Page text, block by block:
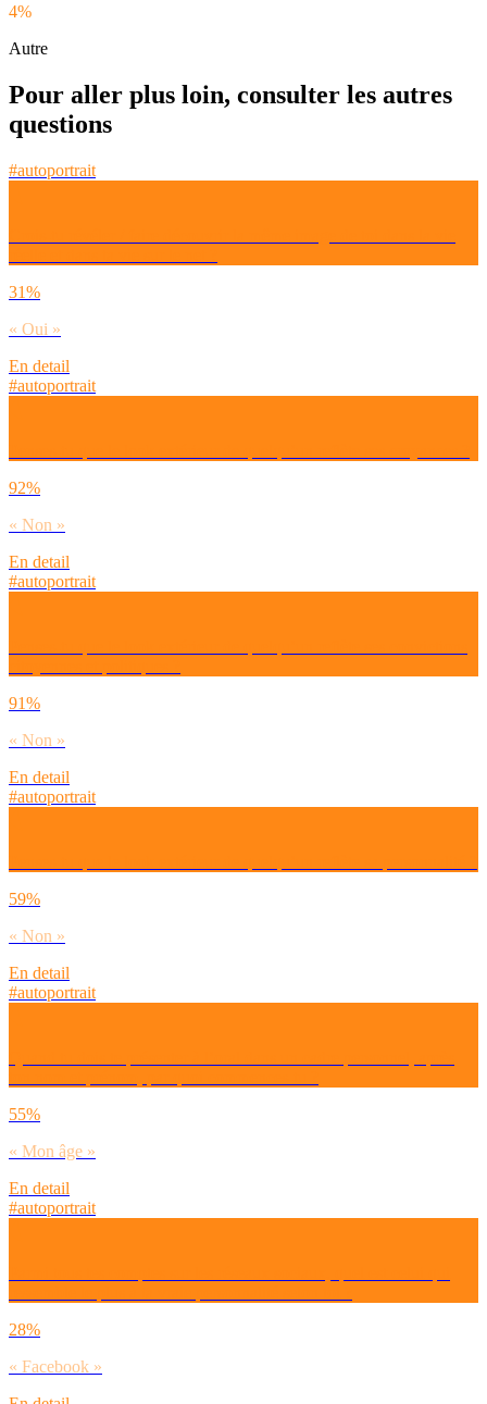
4%
Autre
Pour aller plus loin, consulter les autres
questions
#autoportrait
31%
« Oui »
En detail
#autoportrait
92%
« Non »
En detail
#autoportrait
91%
« Non »
En detail
#autoportrait
59%
« Non »
En detail
#autoportrait
55%
« Mon âge »
En detail
#autoportrait
28%
« Facebook »